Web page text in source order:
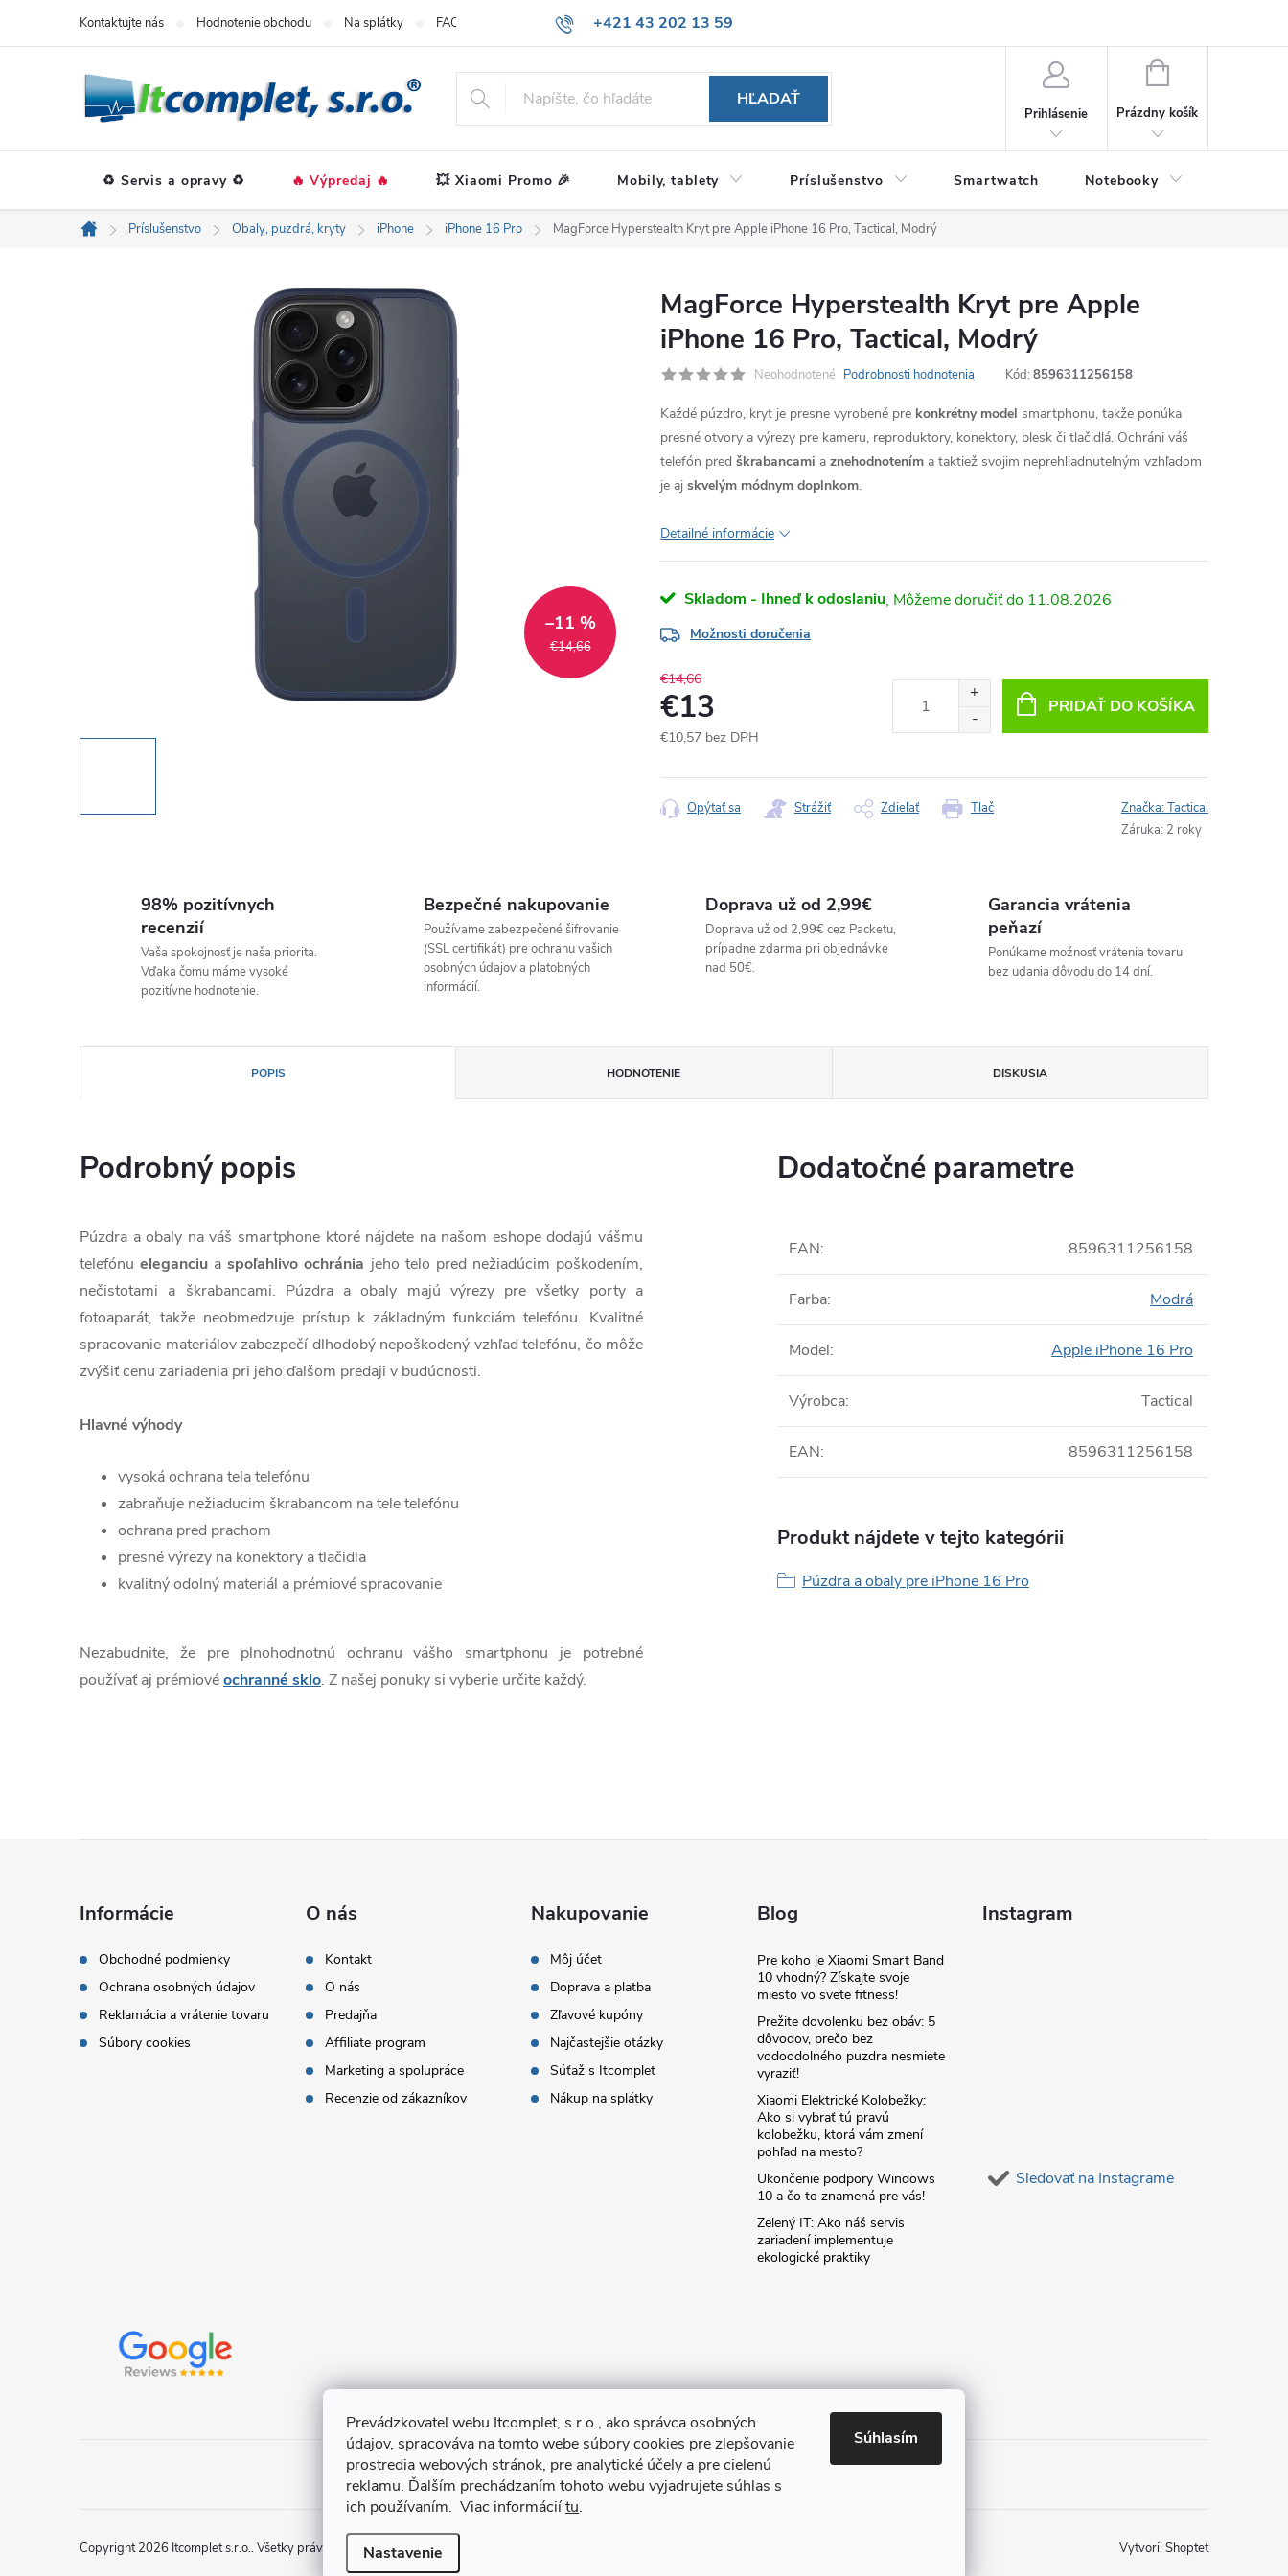
Prevádzkovateľ webu Itcomplet, s.r.o., ako správca osobných
údajov, spracováva na tomto webe súbory cookies pre zlepšovanie
prostredia webových stránok, pre analytické účely a pre cielenú
reklamu. Ďalším prechádzaním tohoto webu vyjadrujete súhlas s
ich používaním. Viac informáciítu.
Nastavenie
Súhlasím
+421 43 202 13 59
Kontaktujte nás Hodnotenie obchodu Na splátky FAQ
HĽADAŤ
Prihlásenie
NÁKUPNÝ
Prázdny košík
♻️ Servis a opravy ♻️ 🔥 Výpredaj 🔥 💥 Xiaomi Promo 🎉 Mobily, tablety Príslušenstvo Smartwatch Notebooky
Domov
Príslušenstvo Obaly, puzdrá, kryty iPhone iPhone 16 Pro MagForce Hyperstealth Kryt pre Apple iPhone 16 Pro, Tactical, Modrý
€14,66
–11 %
MagForce Hyperstealth Kryt pre Apple
iPhone 16 Pro, Tactical, Modrý
Neohodnotené Podrobnosti hodnotenia Kód: 8596311256158
Každé púzdro, kryt je presne vyrobené pre konkrétny model smartphonu, takže ponúka
presné otvory a výrezy pre kameru, reproduktory, konektory, blesk či tlačidlá. Ochráni váš
telefón pred škrabancami a znehodnotením a taktiež svojim neprehliadnuteľným vzhľadom
je aj skvelým módnym doplnkom.
Detailné informácie
Skladom - Ihneď k odoslaniu 11.08.2026
Možnosti doručenia
€14,66
€13
€10,57 bez DPH
cena:
PRIDAŤ DO KOŠÍKA
Tlač
Opýtať sa Strážiť Zdieľať Značka:Tactical
Záruka: 2 roky
98% pozitívnych
recenzií
Vaša spokojnosť je naša priorita.
Vďaka čomu máme vysoké
pozitívne hodnotenie.
Bezpečné nakupovanie
Používame zabezpečené šifrovanie
(SSL certifikát) pre ochranu vašich
osobných údajov a platobných
informácií.
Doprava už od 2,99€
Doprava už od 2,99€ cez Packetu,
prípadne zdarma pri objednávke
nad 50€.
Garancia vrátenia
peňazí
Ponúkame možnosť vrátenia tovaru
bez udania dôvodu do 14 dní.
POPIS HODNOTENIE DISKUSIA
Podrobný popis
Púzdra a obaly na váš smartphone ktoré nájdete na našom eshope dodajú vášmu
telefónueleganciu aspoľahlivo ochránia jeho telo pred nežiadúcim poškodením,
nečistotami a škrabancami. Púzdra a obaly majú výrezy pre všetky porty a
fotoaparát, takže neobmedzuje prístup k základným funkciám telefónu. Kvalitné
spracovanie materiálov zabezpečí dlhodobý nepoškodený vzhľad telefónu, čo môže
zvýšiť cenu zariadenia pri jeho ďalšom predaji v budúcnosti.
Hlavné výhody
vysoká ochrana tela telefónu
zabraňuje nežiaducim škrabancom na tele telefónu
ochrana pred prachom
presné výrezy na konektory a tlačidla
kvalitný odolný materiál a prémiové spracovanie
Nezabudnite, že pre plnohodnotnú ochranu vášho smartphonu je potrebné
používať aj prémiovéochranné sklo. Z našej ponuky si vyberie určite každý.
Dodatočné parametre
EAN: 8596311256158
Farba: Modrá
Model: Apple iPhone 16 Pro
Výrobca: Tactical
EAN: 8596311256158
Produkt nájdete v tejto kategórii
Púzdra a obaly pre iPhone 16 Pro
Informácie
Obchodné podmienky
Ochrana osobných údajov
Reklamácia a vrátenie tovaru
Súbory cookies
O nás
Kontakt
O nás
Predajňa
Affiliate program
Marketing a spolupráce
Recenzie od zákazníkov
Nakupovanie
Môj účet
Doprava a platba
Zľavové kupóny
Najčastejšie otázky
Súťaž s Itcomplet
Nákup na splátky
Blog
Pre koho je Xiaomi Smart Band
10 vhodný? Získajte svoje
miesto vo svete fitness!
Prežite dovolenku bez obáv: 5
dôvodov, prečo bez
vodoodolného puzdra nesmiete
vyraziť!
Xiaomi Elektrické Kolobežky:
Ako si vybrať tú pravú
kolobežku, ktorá vám zmení
pohľad na mesto?
Ukončenie podpory Windows
10 a čo to znamená pre vás!
Zelený IT: Ako náš servis
zariadení implementuje
ekologické praktiky
Instagram
Sledovať na Instagrame
Vytvoril Shoptet
Copyright 2026 Itcomplet s.r.o.. Všetky práva vyhradené.Upraviť nastavenie cookies